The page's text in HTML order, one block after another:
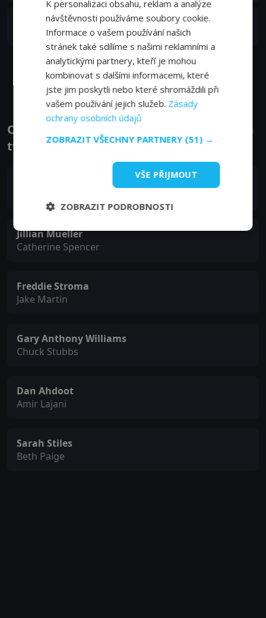
6. epizoda:Nenech se rozhodit, nenech se
rozhodit
Zobrazit další epizody
Obsazení filmu nebo pořadu Tým - Herci a
tvůrci
Jillian Mueller
Catherine Spencer
Freddie Stroma
Jake Martin
Gary Anthony Williams
Chuck Stubbs
Dan Ahdoot
Amir Lajani
Sarah Stiles
Beth Paige
K personalizaci obsahu, reklam a analýze
návštěvnosti používáme soubory cookie.
Informace o vašem používání našich
stránek také sdílíme s našimi reklamními a
analytickými partnery, kteří je mohou
kombinovat s dalšími informacemi, které
jste jim poskytli nebo které shromáždili při
vašem používání jejich služeb. Zásady
ochrany osobních údajů
ZOBRAZIT VŠECHNY PARTNERY (51) →
VŠE PŘIJMOUT
ZOBRAZIT PODROBNOSTI